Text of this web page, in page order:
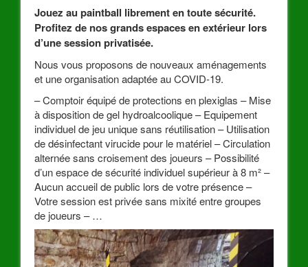
Jouez au paintball librement en toute sécurité.
Profitez de nos grands espaces en extérieur lors
d’une session privatisée.
Nous vous proposons de nouveaux aménagements
et une organisation adaptée au COVID-19.
– Comptoir équipé de protections en plexiglas – Mise
à disposition de gel hydroalcoolique – Equipement
individuel de jeu unique sans réutilisation – Utilisation
de désinfectant virucide pour le matériel – Circulation
alternée sans croisement des joueurs – Possibilité
d’un espace de sécurité individuel supérieur à 8 m² –
Aucun accueil de public lors de votre présence –
Votre session est privée sans mixité entre groupes
de joueurs – …